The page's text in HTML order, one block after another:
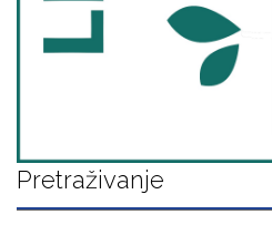
Pretraživanje